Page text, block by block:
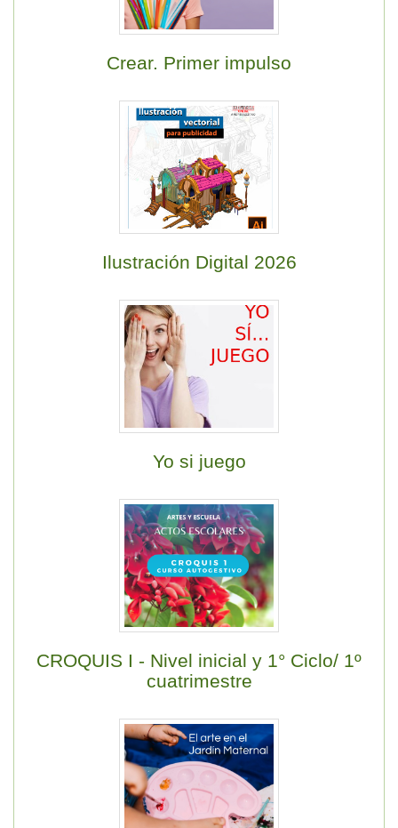
Crear. Primer impulso
Ilustración Digital 2026
Yo si juego
CROQUIS I - Nivel inicial y 1° Ciclo/ 1º
cuatrimestre